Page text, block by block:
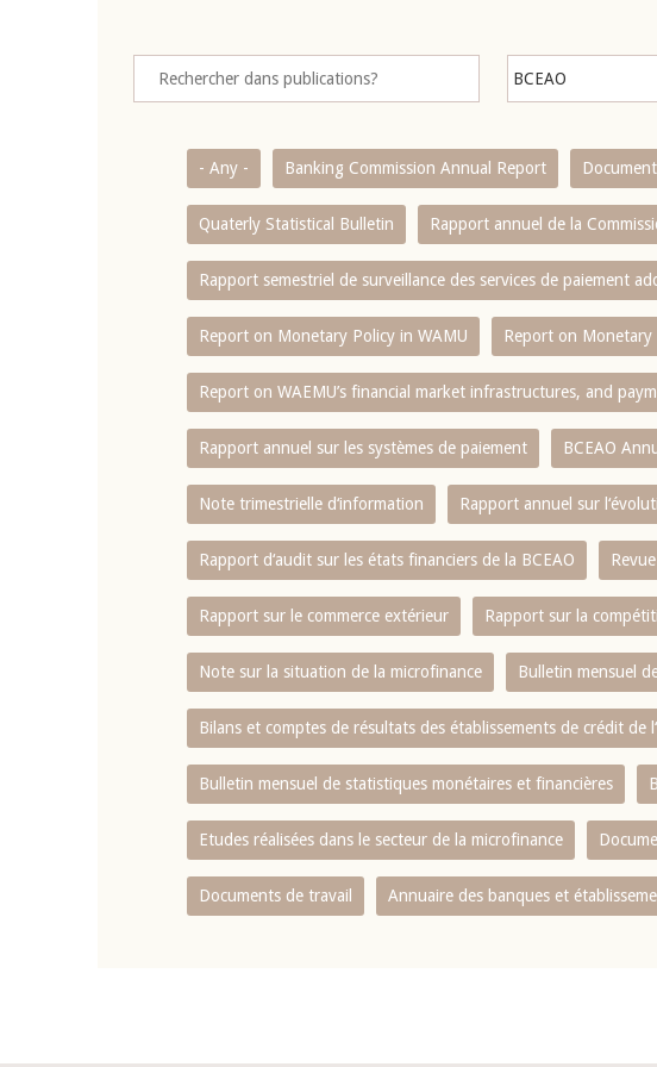
- Any - Banking Commission Annual Report
Quaterly Statistical Bulletin Rapport annuel de la
Rapport semestriel de surveillance des services de paiement
Report on Monetary Policy in WAMU Report on Monetary
Report on WAEMU’s financial market infrastructures, and
Rapport annuel sur les systèmes de paiement BCEAO
Note trimestrielle d‘information Rapport annuel sur
Rapport d‘audit sur les états financiers de la BCEAO
Rapport sur le commerce extérieur Rapport sur la
Note sur la situation de la microfinance Bulletin mensuel
Bilans et comptes de résultats des établissements de crédit de
Bulletin mensuel de statistiques monétaires et financières
Etudes réalisées dans le secteur de la microfinance
Documents de travail Annuaire des banques et